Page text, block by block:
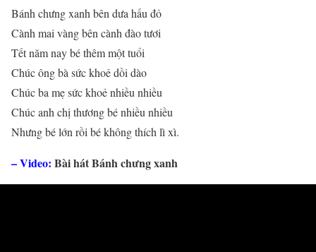
Bánh chưng xanh bên dưa hấu đỏ
Cành mai vàng bên cành đào tươi
Tết năm nay bé thêm một tuổi
Chúc ông bà sức khoẻ dồi dào
Chúc ba mẹ sức khoẻ nhiều nhiều
Chúc anh chị thương bé nhiều nhiều
Nhưng bé lớn rồi bé không thích lì xì.
– Video: Bài hát Bánh chưng xanh